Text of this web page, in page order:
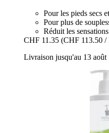
Pour les pieds secs
Pour plus de
Réduit les
CHF 11.35 (CHF 113.50 /
Livraison jusqu'au 13 août